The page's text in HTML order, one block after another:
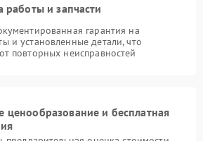
работы и запчасти
гарантия на
и установленные детали, что
повторных неисправностей
ценообразование и бесплатная